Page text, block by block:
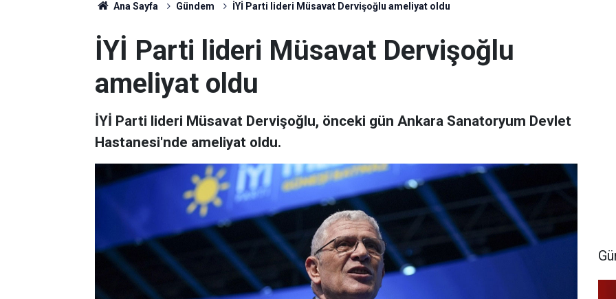
Ana Sayfa Gündem İYİ Parti lideri Müsavat Dervişoğlu ameliyat oldu
İYİ Parti lideri Müsavat Dervişoğlu
ameliyat oldu
İYİ Parti lideri Müsavat Dervişoğlu, önceki gün Ankara Sanatoryum Devlet
Hastanesi'nde ameliyat oldu.